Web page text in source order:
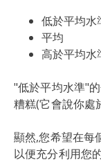
低於平均水
平均
高於平均水
"低於平均水準"
糟糕(它會說你處
顯然,您希望在每
以便充分利用您